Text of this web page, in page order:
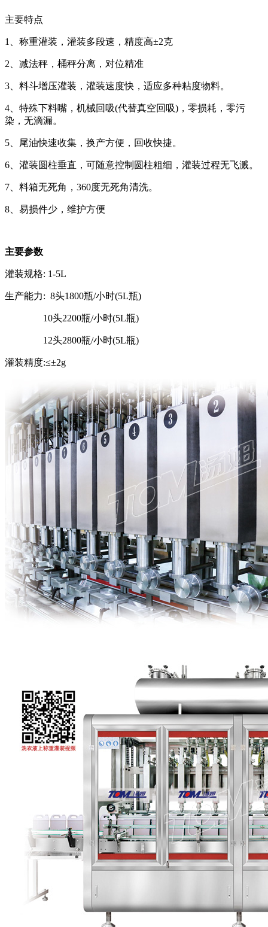
主要特点
1、称重灌装，灌装多段速，精度高±2克
2、减法秤，桶秤分离，对位精准
3、料斗增压灌装，灌装速度快，适应多种粘度物料。
4、特殊下料嘴，机械回吸(代替真空回吸)，零损耗，零污
染，无滴漏。
5、尾油快速收集，换产方便，回收快捷。
6、灌装圆柱垂直，可随意控制圆柱粗细，灌装过程无飞溅。
7、料箱无死角，360度无死角清洗。
8、易损件少，维护方便
主要参数
灌装规格: 1-5L
生产能力: 8头1800瓶/小时(5L瓶)
10头2200瓶/小时(5L瓶)
12头2800瓶/小时(5L瓶)
灌装精度:≤±2g